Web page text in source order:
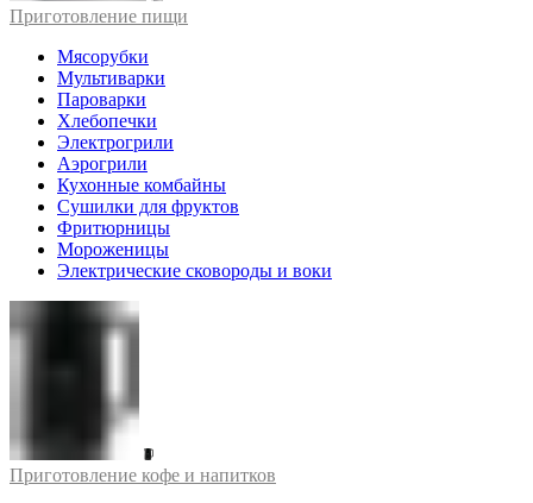
Приготовление пищи
Мясорубки
Мультиварки
Пароварки
Хлебопечки
Электрогрили
Аэрогрили
Кухонные комбайны
Сушилки для фруктов
Фритюрницы
Мороженицы
Электрические сковороды и воки
Приготовление кофе и напитков